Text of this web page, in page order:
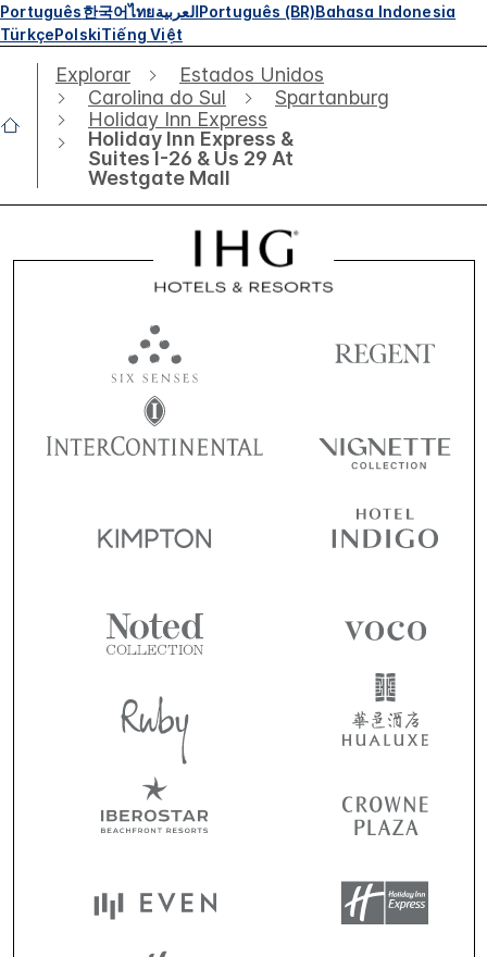
Português한국어ไทยالعربيةPortuguês (BR)Bahasa Indonesia
TürkçePolskiTiếng Việt
Explorar
Estados Unidos
Carolina do Sul
Spartanburg
Holiday Inn Express
Holiday Inn Express &
Suites I-26 & Us 29 At
Westgate Mall